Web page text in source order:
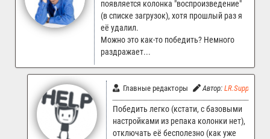
появляется колонка "воспроизведение"
(в списке загрузок), хотя прошлый раз я
её удалил.
Можно это как-то победить? Немного
раздражает...
Главные редакторы Автор: LR.Support
Победить легко (кстати, с базовыми
настройками из репака колонки нет),
отключать её бесполезно (как уже